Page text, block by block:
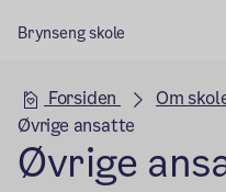
Brynseng skole
Forsiden Om
Øvrige ansatte
Øvrige